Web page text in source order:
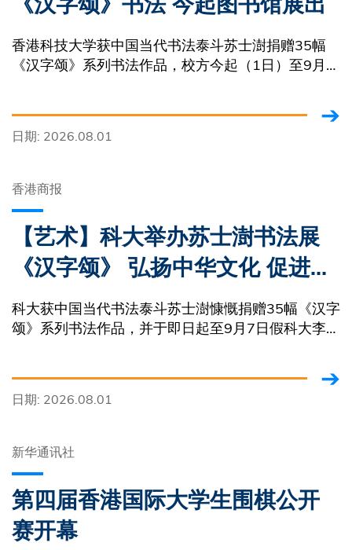
香港科技大学获中国当代书法泰斗苏士澍捐赠35幅
《汉字颂》系列书法作品，校方今起（1日）至9月7
日期: 2026.08.01
香港商报
【艺术】科大举办苏士澍书法展
《汉字颂》 弘扬中华文化 促进艺
术交流
科大获中国当代书法泰斗苏士澍慷慨捐赠35幅《汉字
颂》系列书法作品，并于即日起至9月7日假科大李兆
日期: 2026.08.01
新华通讯社
第四届香港国际大学生围棋公开
赛开幕